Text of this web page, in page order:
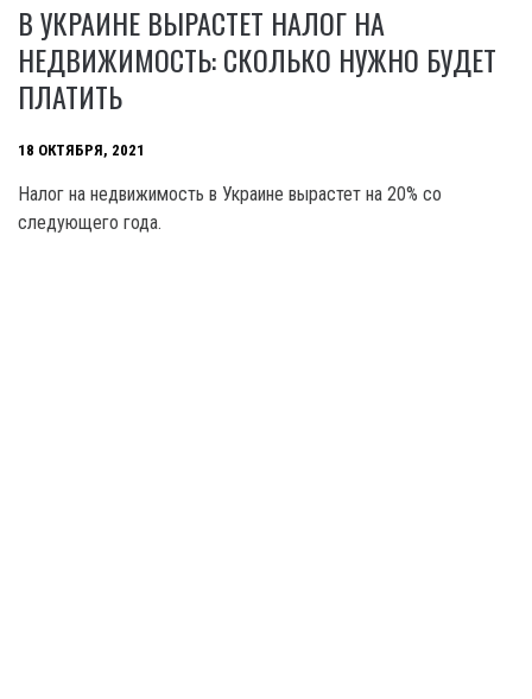
В УКРАИНЕ ВЫРАСТЕТ НАЛОГ НА
НЕДВИЖИМОСТЬ: СКОЛЬКО НУЖНО БУДЕТ
ПЛАТИТЬ
18 ОКТЯБРЯ, 2021
Налог на недвижимость в Украине вырастет на 20% со
следующего года.